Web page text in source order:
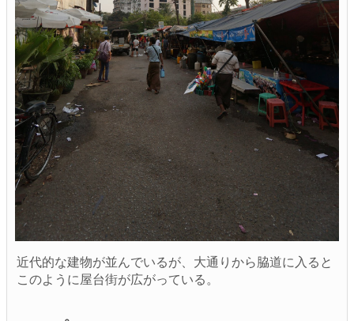
近代的な建物が並んでいるが、大通りから脇道に入ると
このように屋台街が広がっている。